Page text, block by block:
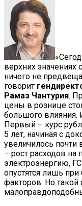
верхних значениях
ничего не
говорит
Рамаз Чантурия.
цены в рознице
большого влияния.
Первый – курс
5 лет, начиная с
увеличилось почти
– рост расходов на
электроэнергию,
опустятся лишь
факторов. Но такой